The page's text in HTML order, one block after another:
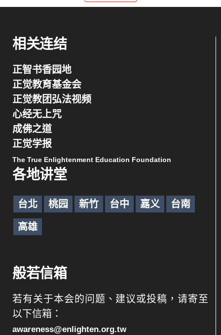
相关连结
正智书香园地
正觉教育基金会
正觉教团弘法视频
心经无上咒
成佛之道
正觉学报
The True Enlightenment Education Foundation
各地讲堂
台北 桃园 新竹 台中 嘉义 台南
高雄
般若信箱
若有关于本会的问题、建议或投稿，请寄至
以下信箱：
awareness@enlighten.org.tw